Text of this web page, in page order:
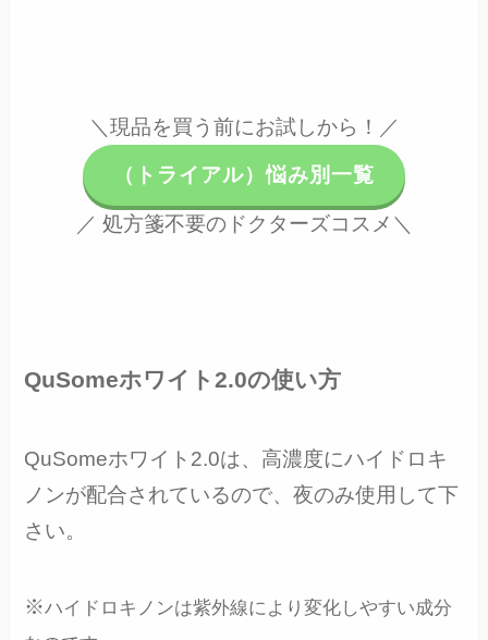
＼現品を買う前にお試しから！／
（トライアル）悩み別一覧
／ 処方箋不要のドクターズコスメ＼
QuSomeホワイト2.0の使い方
QuSomeホワイト2.0は、高濃度にハイドロキ
ノンが配合されているので、夜のみ使用して下
さい。
※ハイドロキノンは紫外線により変化しやすい成分